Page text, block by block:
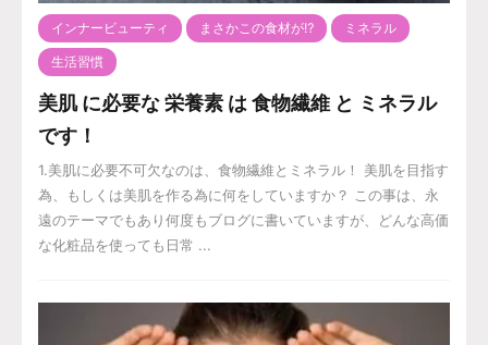
インナービューティ まさかこの食材が⁉️ ミネラル
生活習慣
美肌 に必要な 栄養素 は 食物繊維 と ミネラル
です！
1.美肌に必要不可欠なのは、食物繊維とミネラル！ 美肌を目指す
為、もしくは美肌を作る為に何をしていますか？ この事は、永
遠のテーマでもあり何度もブログに書いていますが、どんな高価
な化粧品を使っても日常 ...